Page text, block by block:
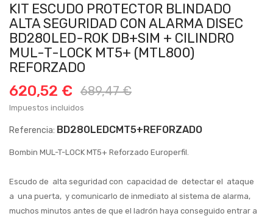
KIT ESCUDO PROTECTOR BLINDADO
ALTA SEGURIDAD CON ALARMA DISEC
BD280LED-ROK DB+SIM + CILINDRO
MUL-T-LOCK MT5+ (MTL800)
REFORZADO
620,52 € 689,47 €
Impuestos incluidos
Referencia: BD280LEDCMT5+REFORZADO
Bombin MUL-T-LOCK MT5+ Reforzado Europerfil.
Escudo de alta seguridad con capacidad de detectar el ataque
a una puerta, y comunicarlo de inmediato al sistema de alarma,
muchos minutos antes de que el ladrón haya conseguido entrar a